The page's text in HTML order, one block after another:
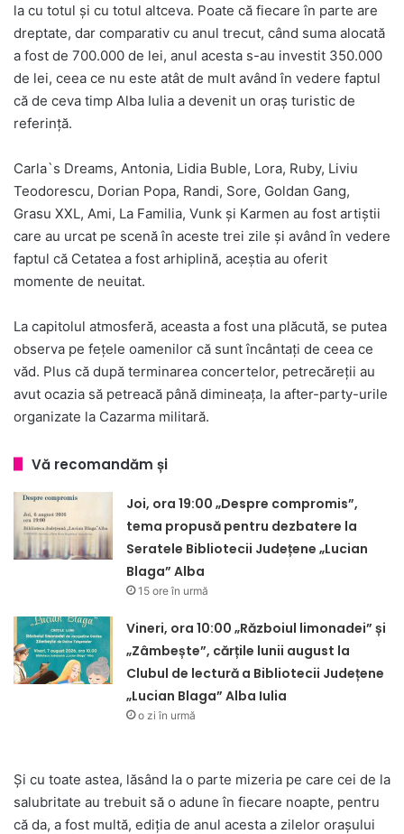
la cu totul și cu totul altceva. Poate că fiecare în parte are
dreptate, dar comparativ cu anul trecut, când suma alocată
a fost de 700.000 de lei, anul acesta s-au investit 350.000
de lei, ceea ce nu este atât de mult având în vedere faptul
că de ceva timp Alba Iulia a devenit un oraș turistic de
referință.
Carla`s Dreams, Antonia, Lidia Buble, Lora, Ruby, Liviu
Teodorescu, Dorian Popa, Randi, Sore, Goldan Gang,
Grasu XXL, Ami, La Familia, Vunk și Karmen au fost artiștii
care au urcat pe scenă în aceste trei zile și având în vedere
faptul că Cetatea a fost arhiplină, aceștia au oferit
momente de neuitat.
La capitolul atmosferă, aceasta a fost una plăcută, se putea
observa pe fețele oamenilor că sunt încântați de ceea ce
văd. Plus că după terminarea concertelor, petrecăreții au
avut ocazia să petreacă până dimineața, la after-party-urile
organizate la Cazarma militară.
Vă recomandăm și
Joi, ora 19:00 „Despre compromis”,
tema propusă pentru dezbatere la
Seratele Bibliotecii Județene „Lucian
Blaga” Alba
15 ore în urmă
Vineri, ora 10:00 „Războiul limonadei” și
„Zâmbește”, cărțile lunii august la
Clubul de lectură a Bibliotecii Județene
„Lucian Blaga” Alba Iulia
o zi în urmă
Și cu toate astea, lăsând la o parte mizeria pe care cei de la
salubritate au trebuit să o adune în fiecare noapte, pentru
că da, a fost multă, ediția de anul acesta a zilelor orașului